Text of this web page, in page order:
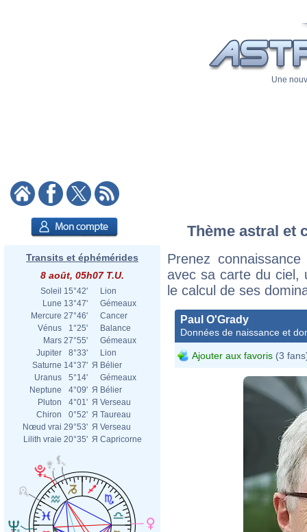
Une
Transits et éphémérides
8 août, 05h07 T.U.
Soleil 15°42'
Lion
Lune 13°47'
Gémeaux
Mercure 27°46'
Cancer
Vénus
1°25'
Balance
Mars 27°55'
Gémeaux
Jupiter
8°33'
Lion
Saturne 14°37' Я Bélier
Uranus
5°14'
Gémeaux
Neptune
4°09' Я Bélier
Pluton
4°01' Я Verseau
Chiron
0°52' Я Taureau
Nœud vrai 29°53' Я Verseau
Lilith vraie 20°35' Я Capricorne
Thème astral et
Prenez
avec sa carte du ciel,
le calcul de ses
Paul O'Grady
Données de naissance et
Ajouter aux favoris (3